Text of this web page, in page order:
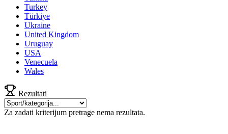
Turkey
Türkiye
Ukraine
United Kingdom
Uruguay
USA
Venecuela
Wales
Rezultati
Za zadati kriterijum pretrage nema rezultata.